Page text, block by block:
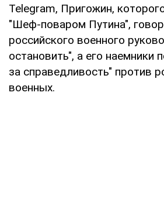
Telegram, Пригожин,
"Шеф-поваром Путина",
российского военного
остановить", а его наемники
за справедливость" против
военных.